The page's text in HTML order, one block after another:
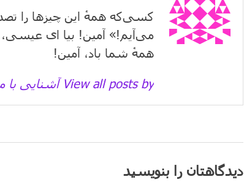
کسی‌که همهٔ این چیزها را
می‌آیم!» آمین! بیا ای
همهٔ شما باد، آمین!
View all posts by آشنایی با مسیحیت →
دیدگاهتان را بنویسید